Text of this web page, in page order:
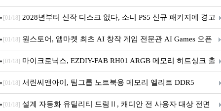
개막... 22일간 진행
[01/18] 2028년부터 신작 디스크 없다, 소니 PS5 신규 패키지에 경고
문 추가
[01/18] 원스토어, 앱마켓 최초 AI 창작 게임 전문관 AI Games 오픈
[01/18] 마이크로닉스, EZDIY-FAB RH01 ARGB 메모리 히트싱크 출
시
[01/18] 서린씨앤아이, 팀그룹 노트북용 메모리 엘리트 DDR5
5600MHz 16GB 출시
[01/18] 설계 자동화 유틸리티 드림Ⅱ, 캐디안 전 사용자 대상 전면